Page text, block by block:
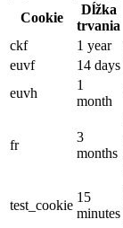
Cookie
Dĺžka
trvania
ckf
1 year
euvf
14 days
euvh
1
month
fr
3
months
test_cookie
15
minutes